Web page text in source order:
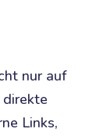
nur auf
Links,